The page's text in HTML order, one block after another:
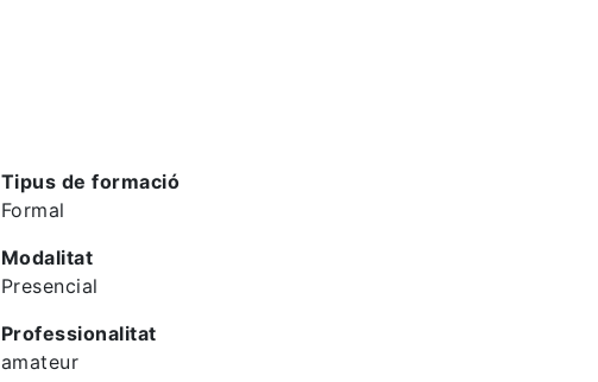
Tipus de formació
Formal
Modalitat
Presencial
Professionalitat
amateur